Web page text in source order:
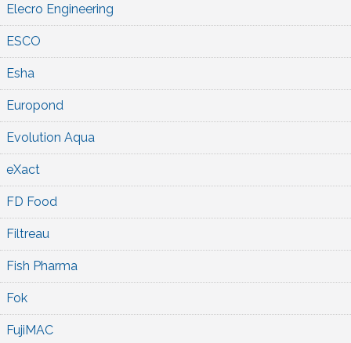
Elecro Engineering
ESCO
Esha
Europond
Evolution Aqua
eXact
FD Food
Filtreau
Fish Pharma
Fok
FujiMAC